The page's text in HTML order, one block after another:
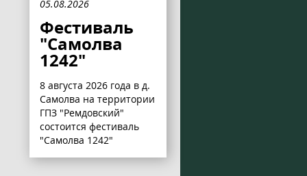
05.08.2026
Фестиваль
"Самолва
1242"
8 августа 2026 года в д.
Самолва на территории
ГПЗ "Ремдовский"
состоится фестиваль
"Самолва 1242"